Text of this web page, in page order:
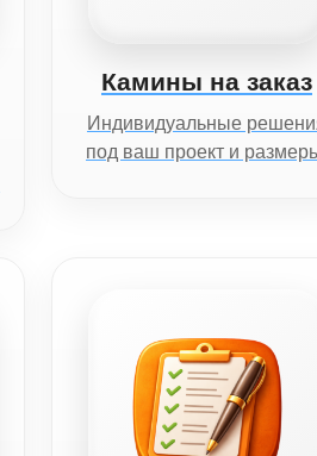
Камины на заказ
Индивидуальные
под ваш проект и